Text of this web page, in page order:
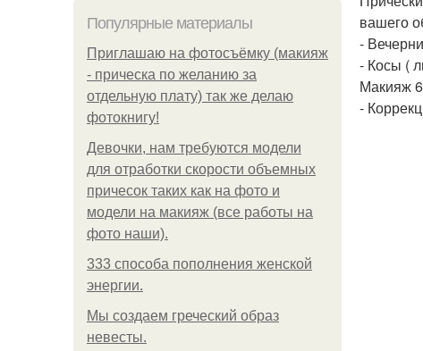
Популярные материалы
Приглашаю на фотосъёмку (макияж
- прическа по желанию за
отдельную плату) так же делаю
фотокнигу!
Девочки, нам требуются модели
для отработки скорости объемных
причесок таких как на фото и
модели на макияж (все работы на
фото наши).
333 способа пополнения женской
энергии.
Мы создаем греческий образ
невесты.
вашего
-
- Косы (
Макияж
-